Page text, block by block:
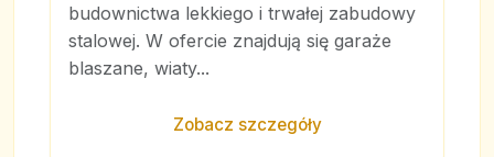
budownictwa lekkiego i trwałej zabudowy
stalowej. W ofercie znajdują się garaże
blaszane, wiaty...
Zobacz szczegóły